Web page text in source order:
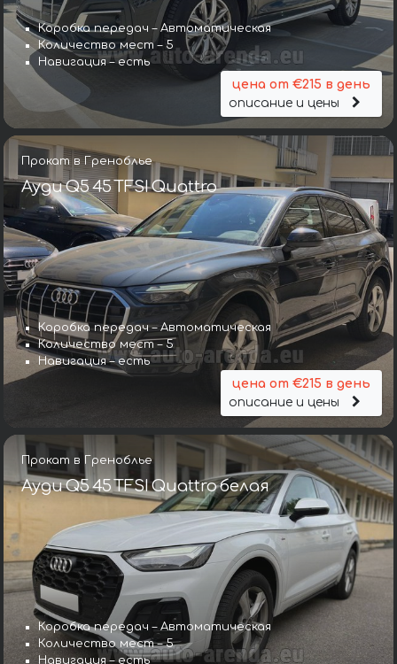
Коробка передач – Автоматическая
Количество мест – 5
Навигация – есть
цена от €215 в день
описание и цены
Прокат в Греноблье
Ауди Q5 45 TFSI Quattro
Коробка передач – Автоматическая
Количество мест – 5
Навигация – есть
цена от €215 в день
описание и цены
Прокат в Греноблье
Ауди Q5 45 TFSI Quattro белая
Коробка передач – Автоматическая
Количество мест – 5
Навигация – есть